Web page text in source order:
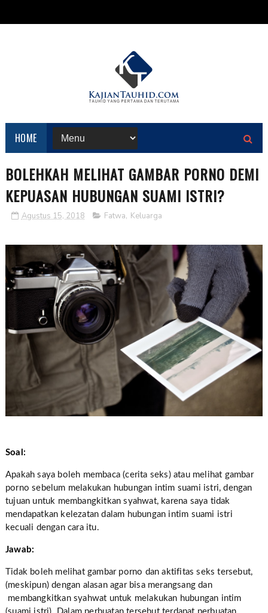
HOME
BOLEHKAH MELIHAT GAMBAR PORNO DEMI
KEPUASAN HUBUNGAN SUAMI ISTRI?
Agustus 15, 2018 Fatwa, Keluarga
Soal:
Apakah saya boleh membaca (cerita seks) atau melihat gambar
porno sebelum melakukan hubungan intim suami istri, dengan
tujuan untuk membangkitkan syahwat, karena saya tidak
mendapatkan kelezatan dalam hubungan intim suami istri
kecuali dengan cara itu.
Jawab:
Tidak boleh melihat gambar porno dan aktifitas seks tersebut,
(meskipun) dengan alasan agar bisa merangsang dan
membangkitkan syahwat untuk melakukan hubungan intim